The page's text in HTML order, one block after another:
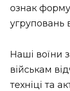
ознак
угруповань
Наші воїни
військам
техніці та